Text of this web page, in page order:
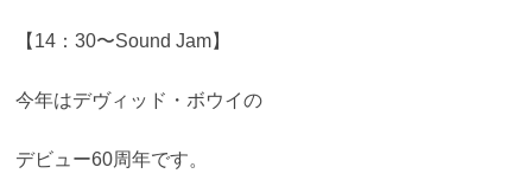
【14：30〜Sound Jam】
今年はデヴィッド・ボウイの
デビュー60周年です。